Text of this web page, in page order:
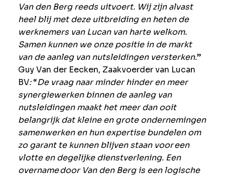
Van den Berg reeds uitvoert. Wij zijn alvast
heel blij met deze uitbreiding en heten de
werknemers van Lucan van harte welkom.
Samen kunnen we onze positie in de markt
van de aanleg van nutsleidingen versterken.”
Guy Van der Eecken, Zaakvoerder van Lucan
BV:“De vraag naar minder hinder en meer
synergiewerken binnen de aanleg van
nutsleidingen maakt het meer dan ooit
belangrijk dat kleine en grote ondernemingen
samenwerken en hun expertise bundelen om
zo garant te kunnen blijven staan voor een
vlotte en degelijke dienstverlening. Een
overname door Van den Berg is een logische